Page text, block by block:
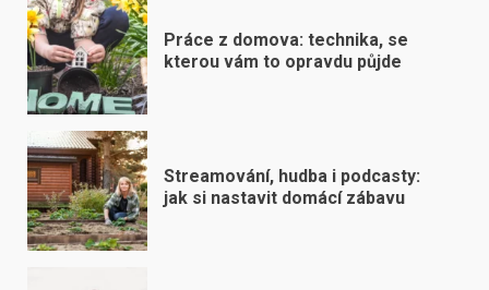
Práce z domova: technika, se
kterou vám to opravdu půjde
Streamování, hudba i podcasty:
jak si nastavit domácí zábavu